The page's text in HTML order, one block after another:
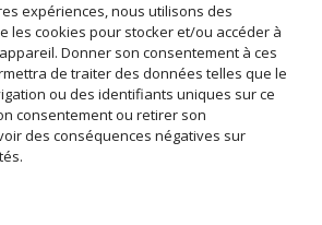
expériences, nous utilisons des
les cookies pour stocker et/ou accéder à
Donner son consentement à ces
de traiter des données telles que le
ou des identifiants uniques sur ce
consentement ou retirer son
des conséquences négatives sur
– Réalisation